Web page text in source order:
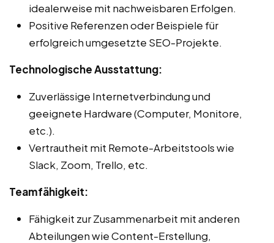
idealerweise mit nachweisbaren Erfolgen.
Positive Referenzen oder Beispiele für
erfolgreich umgesetzte SEO-Projekte.
Technologische Ausstattung:
Zuverlässige Internetverbindung und
geeignete Hardware (Computer, Monitore,
etc.).
Vertrautheit mit Remote-Arbeitstools wie
Slack, Zoom, Trello, etc.
Teamfähigkeit:
Fähigkeit zur Zusammenarbeit mit anderen
Abteilungen wie Content-Erstellung,